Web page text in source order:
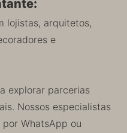
lojistas, arquitetos,
e
explorar parcerias
Nossos especialistas
WhatsApp ou